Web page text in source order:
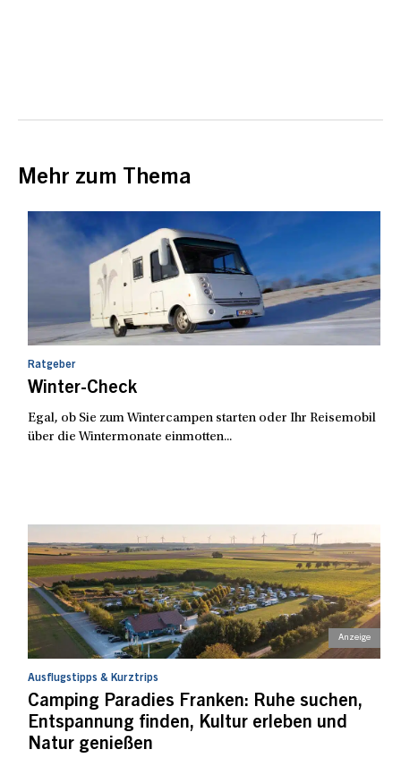
Mehr zum Thema
Ratgeber
Winter-Check
Egal, ob Sie zum Wintercampen starten oder Ihr Reisemobil
über die Wintermonate einmotten...
Ausflugstipps & Kurztrips
Camping Paradies Franken: Ruhe suchen,
Entspannung finden, Kultur erleben und
Natur genießen